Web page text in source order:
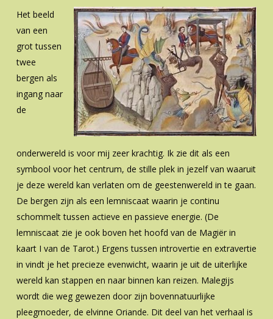
Het beeld
van een
grot tussen
twee
bergen als
ingang naar
de
onderwereld is voor mij zeer krachtig. Ik zie dit als een
symbool voor het centrum, de stille plek in jezelf van waaruit
je deze wereld kan verlaten om de geestenwereld in te gaan.
De bergen zijn als een lemniscaat waarin je continu
schommelt tussen actieve en passieve energie. (De
lemniscaat zie je ook boven het hoofd van de Magiër in
kaart I van de Tarot.) Ergens tussen introvertie en extravertie
in vindt je het precieze evenwicht, waarin je uit de uiterlijke
wereld kan stappen en naar binnen kan reizen. Malegijs
wordt die weg gewezen door zijn bovennatuurlijke
pleegmoeder, de elvinne Oriande. Dit deel van het verhaal is